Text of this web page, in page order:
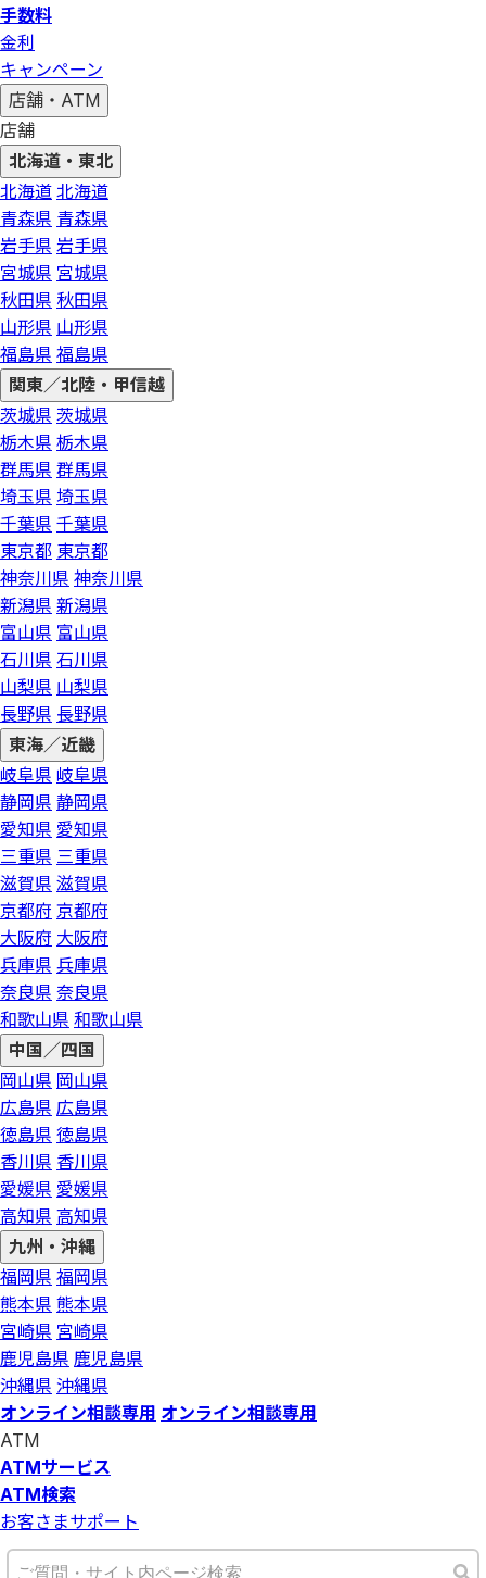
手数料
金利
キャンペーン
店舗・ATM
店舗
北海道・東北
北海道 北海道
青森県 青森県
岩手県 岩手県
宮城県 宮城県
秋田県 秋田県
山形県 山形県
福島県 福島県
関東／北陸・甲信越
茨城県 茨城県
栃木県 栃木県
群馬県 群馬県
埼玉県 埼玉県
千葉県 千葉県
東京都 東京都
神奈川県 神奈川県
新潟県 新潟県
富山県 富山県
石川県 石川県
山梨県 山梨県
長野県 長野県
東海／近畿
岐阜県 岐阜県
静岡県 静岡県
愛知県 愛知県
三重県 三重県
滋賀県 滋賀県
京都府 京都府
大阪府 大阪府
兵庫県 兵庫県
奈良県 奈良県
和歌山県 和歌山県
中国／四国
岡山県 岡山県
広島県 広島県
徳島県 徳島県
香川県 香川県
愛媛県 愛媛県
高知県 高知県
九州・沖縄
福岡県 福岡県
熊本県 熊本県
宮崎県 宮崎県
鹿児島県 鹿児島県
沖縄県 沖縄県
オンライン相談専用 オンライン相談専用
ATM
ATMサービス
ATM検索
お客さまサポート